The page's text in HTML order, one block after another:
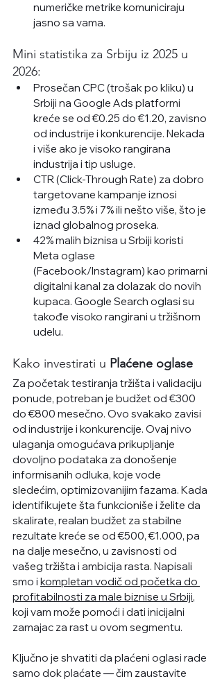
numeričke metrike komuniciraju
jasno sa vama.
Mini statistika za Srbiju iz 2025 u
2026:
Prosečan CPC (trošak po kliku) u
Srbiji na Google Ads platformi
kreće se od €0.25 do €1.20, zavisno
od industrije i konkurencije. Nekada
i više ako je visoko rangirana
industrija i tip usluge.
CTR (Click-Through Rate) za dobro
targetovane kampanje iznosi
između 3.5% i 7% ili nešto više, što je
iznad globalnog proseka.
42% malih biznisa u Srbiji koristi
Meta oglase
(Facebook/Instagram) kao primarni
digitalni kanal za dolazak do novih
kupaca. Google Search oglasi su
takođe visoko rangirani u tržišnom
udelu.
Kako investirati u Plaćene oglase
Za početak testiranja tržišta i validaciju
ponude, potreban je budžet od €300
do €800 mesečno. Ovo svakako zavisi
od industrije i konkurencije. Ovaj nivo
ulaganja omogućava prikupljanje
dovoljno podataka za donošenje
informisanih odluka, koje vode
sledećim, optimizovanijim fazama. Kada
identifikujete šta funkcioniše i želite da
skalirate, realan budžet za stabilne
rezultate kreće se od €500, €1.000, pa
na dalje mesečno, u zavisnosti od
vašeg tržišta i ambicija rasta. Napisali
smo i kompletan vodič od početka do
profitabilnosti za male biznise u Srbiji,
koji vam može pomoći i dati inicijalni
zamajac za rast u ovom segmentu.
Ključno je shvatiti da plaćeni oglasi rade
samo dok plaćate — čim zaustavite